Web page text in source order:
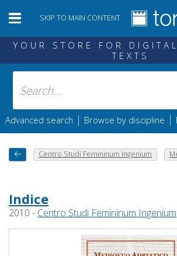
SKIP TO MAIN CONTENT
YOUR STORE FOR
TEXTS
Advanced search | Browse by discipline |
Centro Studi Femininum Ingenium
Indice
2010 - Centro Studi Femininum Ingenium